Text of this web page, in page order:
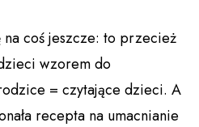
coś jeszcze: to przecież
wzorem do
= czytające dzieci. A
recepta na umacnianie